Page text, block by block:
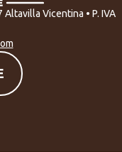
Altavilla Vicentina • P. IVA